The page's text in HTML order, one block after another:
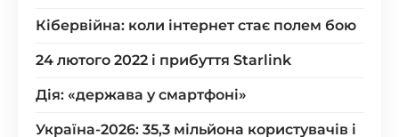
Кібервійна: коли інтернет стає полем бою
24 лютого 2022 і прибуття Starlink
Дія: «держава у смартфоні»
Україна-2026: 35,3 мільйона користувачів і